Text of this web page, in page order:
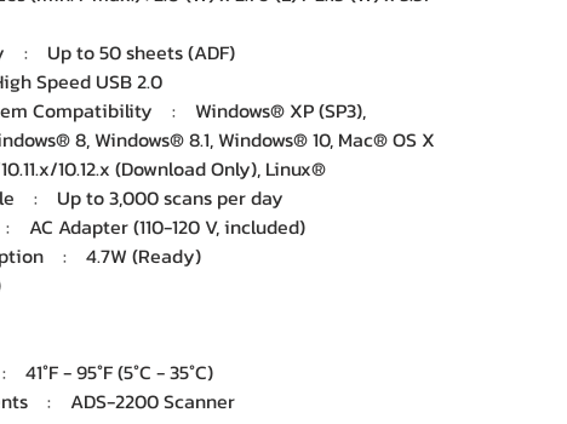
: Up to 50 sheets (ADF)
Speed USB 2.0
Compatibility : Windows® XP (SP3),
8, Windows® 8.1, Windows® 10, Mac® OS X
10.12.x (Download Only), Linux®
: Up to 3,000 scans per day
AC Adapter (110-120 V, included)
: 4.7W (Ready)
- 95°F (5°C - 35°C)
: ADS-2200 Scanner